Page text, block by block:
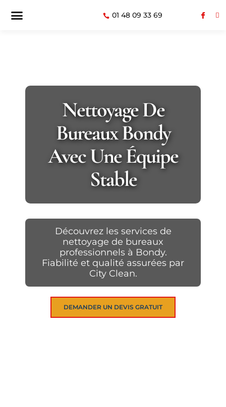
01 48 09 33 69
Nettoyage De
Bureaux Bondy
Avec Une Équipe
Stable
Découvrez les services de
nettoyage de bureaux
professionnels à Bondy.
Fiabilité et qualité assurées par
City Clean.
DEMANDER UN DEVIS GRATUIT